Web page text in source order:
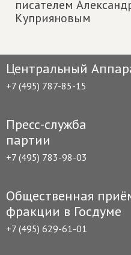
писателем
Куприяновым
Центральный
+7 (495) 787-85-15
Пресс-служба
партии
+7 (495) 783-98-03
Общественная
фракции в Госдуме
+7 (495) 629-61-01